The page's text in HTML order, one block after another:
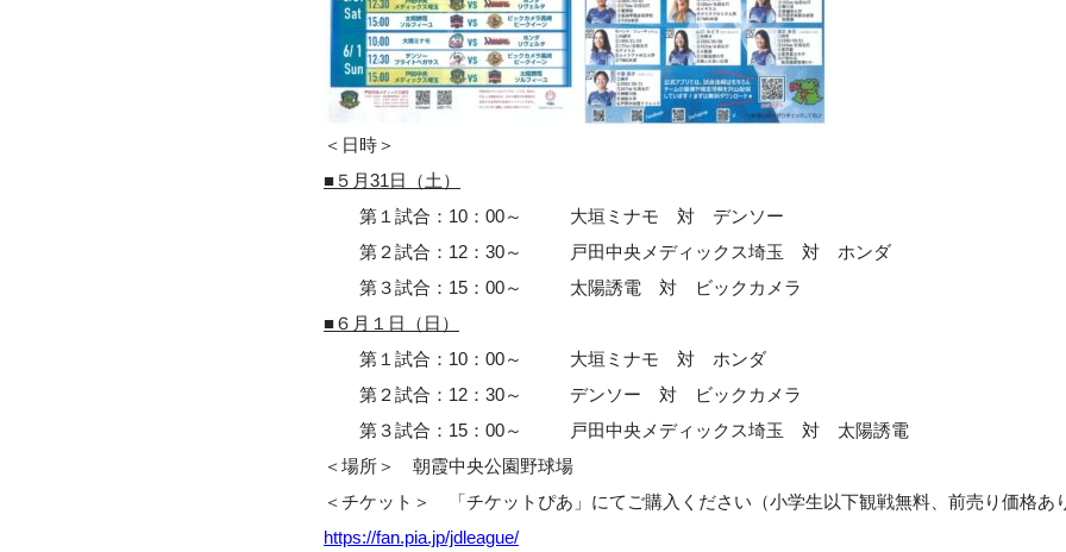
＜日時＞
■５月31日（土）
第１試合：10：00～ 大垣ミナモ 対 デンソー
第２試合：12：30～ 戸田中央メディックス埼玉 対 ホンダ
第３試合：15：00～ 太陽誘電 対 ビックカメラ
■６月１日（日）
第１試合：10：00～ 大垣ミナモ 対 ホンダ
第２試合：12：30～ デンソー 対 ビックカメラ
第３試合：15：00～ 戸田中央メディックス埼玉 対 太陽誘電
＜場所＞ 朝霞中央公園野球場
＜チケット＞ 「チケットぴあ」にてご購入ください（小学生以下観戦無料、前売り価格
https://fan.pia.jp/jdleague/